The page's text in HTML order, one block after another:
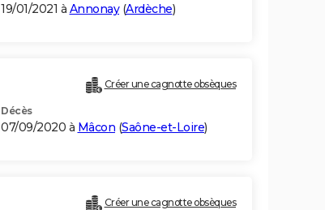
19/01/2021 à Annonay(Ardèche)
Créer une cagnotte obsèques
Décès
07/09/2020 à Mâcon (Saône-et-Loire)
Créer une cagnotte obsèques